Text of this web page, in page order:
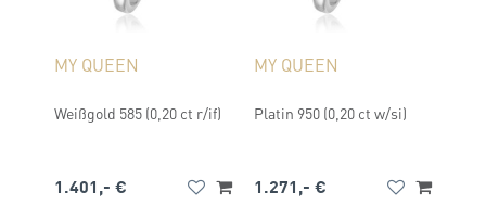
MY QUEEN
Weißgold 585 (0,20 ct r/if)
1.401,- €
MY QUEEN
Platin 950 (0,20 ct w/si)
1.271,- €